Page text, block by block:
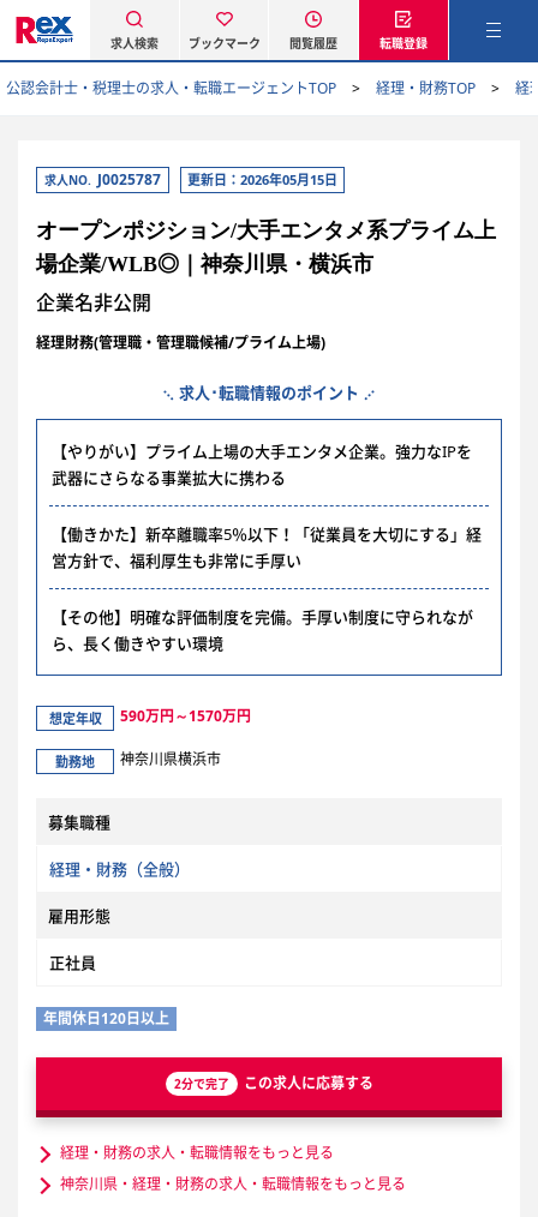
求人検索 ブックマーク 閲覧履歴 転職登録
公認会計士・税理士の求人・転職エージェントTOP 経理・財務TOP 経
求人NO. J0025787 更新日：2026年05月15日
オープンポジション/大手エンタメ系プライム上
場企業/WLB◎｜神奈川県・横浜市
企業名非公開
経理財務(管理職・管理職候補/プライム上場)
求人･転職情報のポイント
【やりがい】プライム上場の大手エンタメ企業。強力なIPを
武器にさらなる事業拡大に携わる
【働きかた】新卒離職率5％以下！「従業員を大切にする」経
営方針で、福利厚生も非常に手厚い
【その他】明確な評価制度を完備。手厚い制度に守られなが
ら、長く働きやすい環境
想定年収 590万円～1570万円
勤務地 神奈川県横浜市
募集職種
経理・財務（全般）
雇用形態
正社員
年間休日120日以上
2分で完了 この求人に応募する
経理・財務の求人・転職情報をもっと見る
神奈川県・経理・財務の求人・転職情報をもっと見る